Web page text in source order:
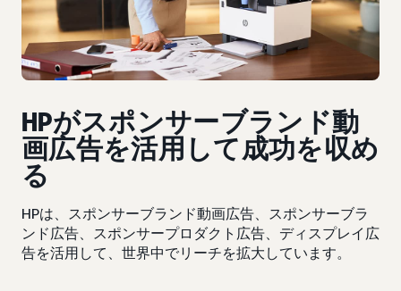
HPがスポンサーブランド動
画広告を活用して成功を収め
る
HPは、スポンサーブランド動画広告、スポンサーブラ
ンド広告、スポンサープロダクト広告、ディスプレイ広
告を活用して、世界中でリーチを拡大しています。